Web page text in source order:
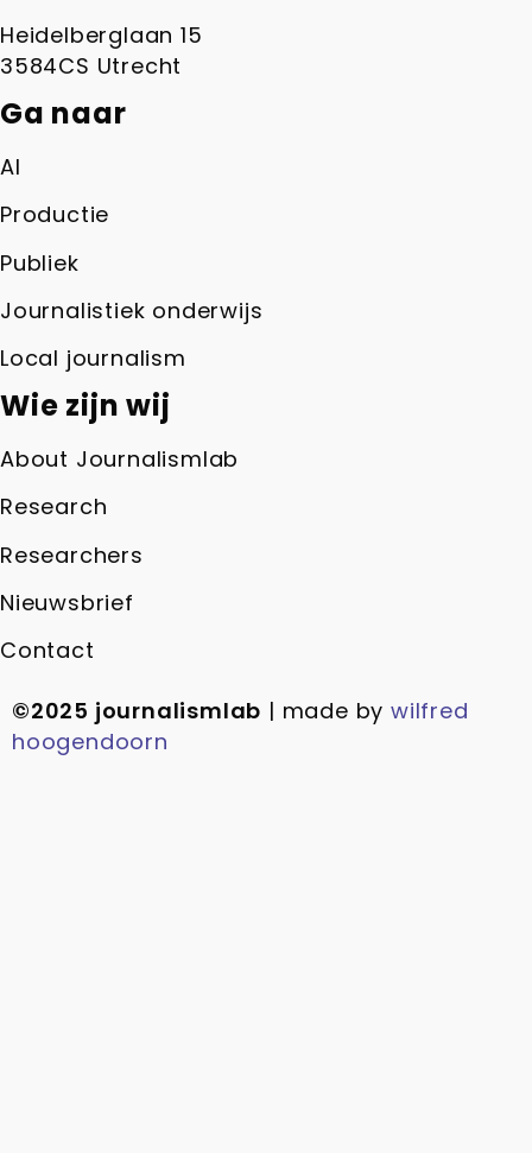
Heidelberglaan 15
3584CS Utrecht
Ga naar
AI
Productie
Publiek
Journalistiek onderwijs
Local journalism
Wie zijn wij
About Journalismlab
Research
Researchers
Nieuwsbrief
Contact
©2025 journalismlab | made bywilfred
hoogendoorn